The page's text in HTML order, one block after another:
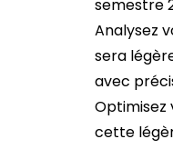
semestre
Analysez
sera
avec
Optimisez
cette